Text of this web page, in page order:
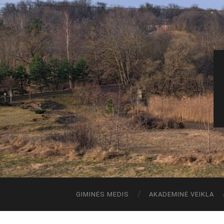
GIMINĖS MEDIS AKADEMINĖ VEIKLA